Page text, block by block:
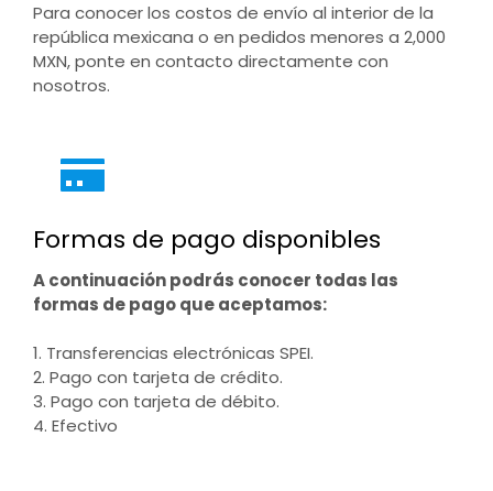
Para conocer los costos de envío al interior de la
república mexicana o en pedidos menores a 2,000
MXN, ponte en contacto directamente con
nosotros.
Formas de pago disponibles
A continuación podrás conocer todas las
formas de pago que aceptamos:
1. Transferencias electrónicas SPEI.
2. Pago con tarjeta de crédito.
3. Pago con tarjeta de débito.
4. Efectivo